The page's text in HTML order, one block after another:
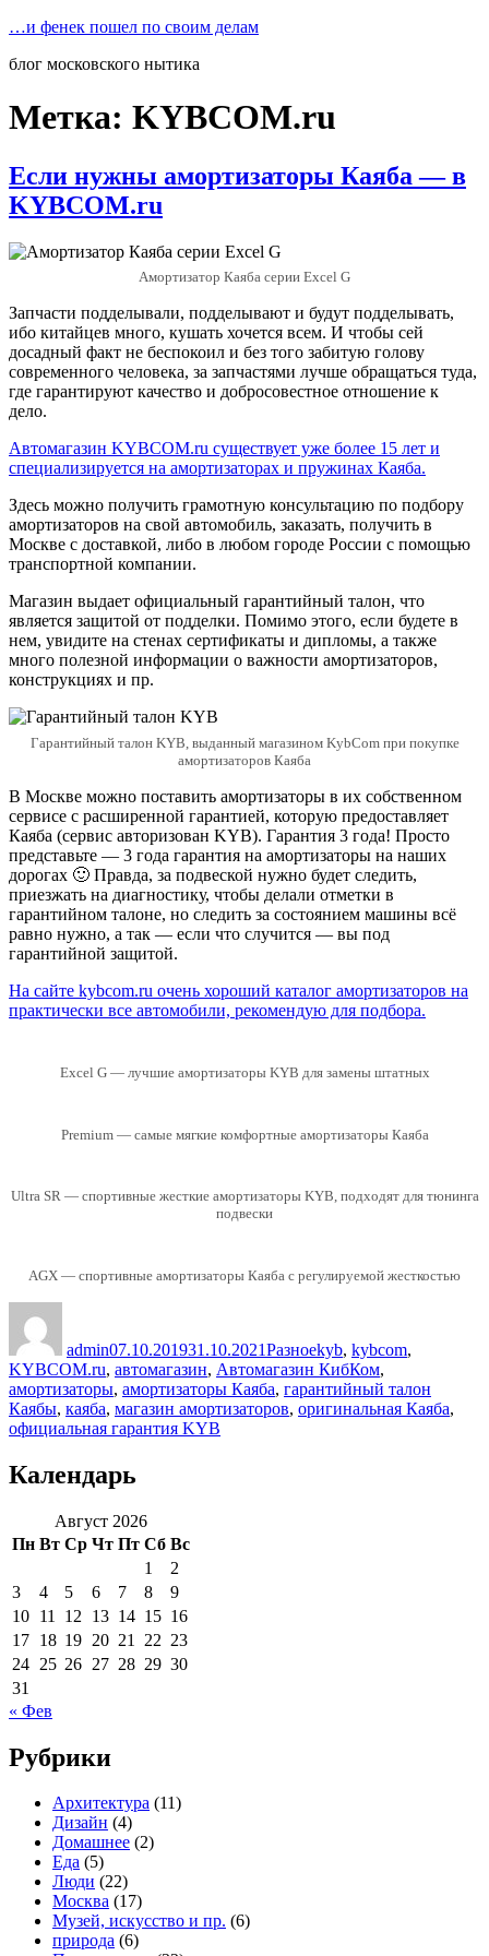
Перейти
содержимому
…и фенек пошел по своим делам
блог московского нытика
Метка: KYBCOM.ru
Если нужны амортизаторы Каяба — в
KYBCOM.ru
Амортизатор Каяба серии Excel G
Запчасти подделывали, подделывают и будут подделывать,
ибо китайцев много, кушать хочется всем. И чтобы сей
досадный факт не беспокоил и без того забитую голову
современного человека, за запчастями лучше обращаться туда,
где гарантируют качество и добросовестное отношение к
дело.
Автомагазин KYBCOM.ru существует уже более 15 лет и
специализируется на амортизаторах и пружинах Каяба.
Здесь можно получить грамотную консультацию по подбору
амортизаторов на свой автомобиль, заказать, получить в
Москве с доставкой, либо в любом городе России с помощью
транспортной компании.
Магазин выдает официальный гарантийный талон, что
является защитой от подделки. Помимо этого, если будете в
нем, увидите на стенах сертификаты и дипломы, а также
много полезной информации о важности амортизаторов,
конструкциях и пр.
Гарантийный талон KYB, выданный магазином KybCom при покупке
амортизаторов Каяба
В Москве можно поставить амортизаторы в их собственном
сервисе с расширенной гарантией, которую предоставляет
Каяба (сервис авторизован KYB). Гарантия 3 года! Просто
представьте — 3 года гарантия на амортизаторы на наших
дорогах 🙂 Правда, за подвеской нужно будет следить,
приезжать на диагностику, чтобы делали отметки в
гарантийном талоне, но следить за состоянием машины всё
равно нужно, а так — если что случится — вы под
гарантийной защитой.
На сайте kybcom.ru очень хороший каталог амортизаторов на
практически все автомобили, рекомендую для подбора.
Excel G — лучшие амортизаторы KYB для замены штатных
Premium — самые мягкие комфортные амортизаторы Каяба
Ultra SR — спортивные жесткие амортизаторы KYB, подходят для тюнинга
подвески
AGX — спортивные амортизаторы Каяба с регулируемой жесткостью
admin07.10.201931.10.2021Разноеkyb, kybcom,
KYBCOM.ru, автомагазин, Автомагазин КибКом,
амортизаторы, амортизаторы Каяба, гарантийный талон
Каябы, каяба, магазин амортизаторов, оригинальная Каяба,
официальная гарантия KYB
Календарь
Август 2026
Пн Вт Ср Чт Пт Сб Вс
1
2
3
4 5 6 7 8
9
10 11 12 13 14 15 16
17 18 19 20 21 22 23
24 25 26 27 28 29 30
31
« Фев
Рубрики
Архитектура (11)
Дизайн (4)
Домашнее (2)
Еда (5)
Люди (22)
Москва (17)
Музей, искусство и пр. (6)
природа (6)